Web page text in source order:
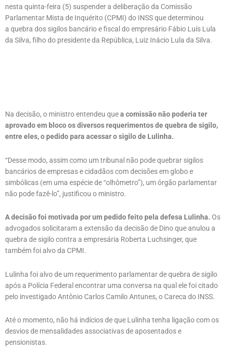
nesta quinta-feira (5) suspender a deliberação da Comissão
Parlamentar Mista de Inquérito (CPMI) do INSS que determinou
a quebra dos sigilos bancário e fiscal do empresário Fábio Luís Lula
da Silva, filho do presidente da República, Luiz Inácio Lula da Silva.
Na decisão, o ministro entendeu quea comissão não poderia ter
aprovado em bloco os diversos requerimentos de quebra de sigilo,
entre eles, o pedido para acessar o sigilo de Lulinha.
“Desse modo, assim como um tribunal não pode quebrar sigilos
bancários de empresas e cidadãos com decisões em globo e
simbólicas (em uma espécie de “olhômetro”), um órgão parlamentar
não pode fazê-lo”, justificou o ministro.
A decisão foi motivada por um pedido feito pela defesa Lulinha. Os
advogados solicitaram a extensão da decisão de Dino que anulou a
quebra de sigilo contra a empresária Roberta Luchsinger, que
também foi alvo da CPMI.
Lulinha foi alvo de um requerimento parlamentar de quebra de sigilo
após a Polícia Federal encontrar uma conversa na qual ele foi citado
pelo investigado Antônio Carlos Camilo Antunes, o Careca do INSS.
Até o momento, não há indícios de que Lulinha tenha ligação com os
desvios de mensalidades associativas de aposentados e
pensionistas.